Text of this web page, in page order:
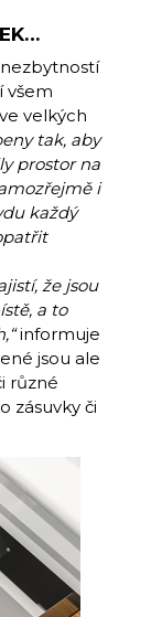
všem
velkých
tak, aby
prostor na
i
každý
že jsou
a to
informuje
jsou ale
různé
zásuvky či